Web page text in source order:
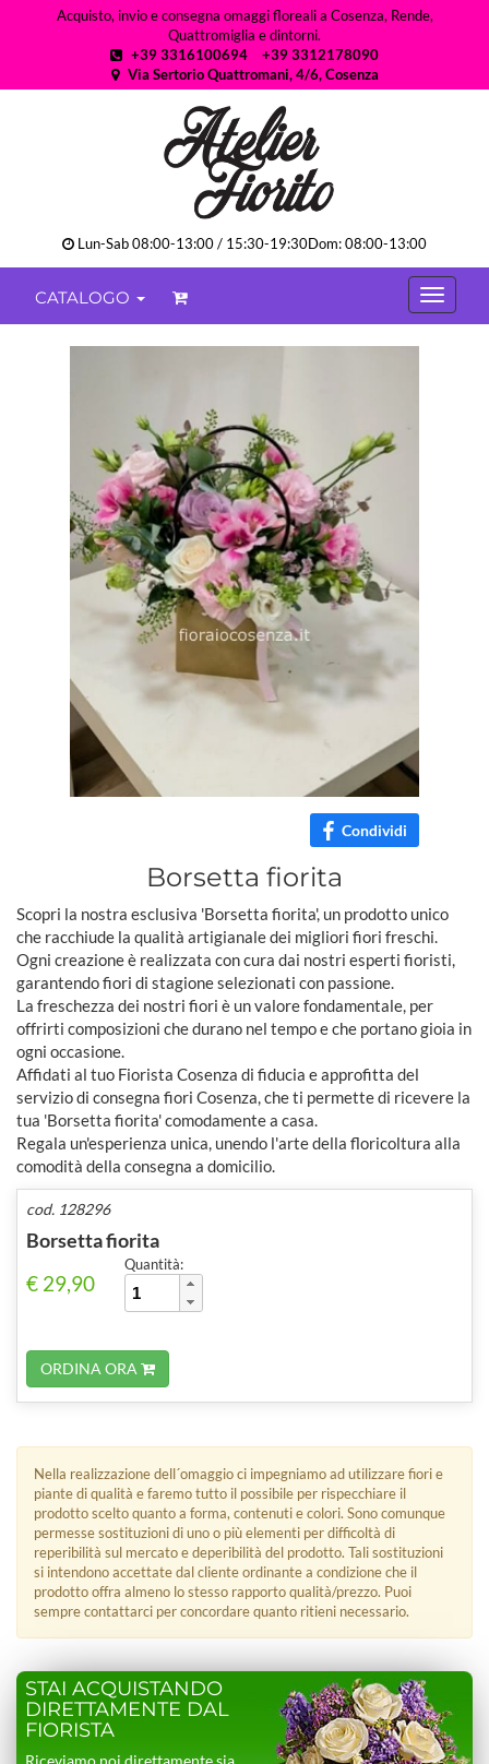
Acquisto, invio e consegna omaggi floreali a Cosenza, Rende,
Quattromiglia e dintorni.
+39 3316100694
+39 3312178090
Via Sertorio Quattromani, 4/6, Cosenza
Lun-Sab 08:00-13:00 / 15:30-19:30Dom: 08:00-13:00
CATALOGO
Condividi
Borsetta fiorita
Scopri la nostra esclusiva 'Borsetta fiorita', un prodotto unico
che racchiude la qualità artigianale dei migliori fiori freschi.
Ogni creazione è realizzata con cura dai nostri esperti fioristi,
garantendo fiori di stagione selezionati con passione.
La freschezza dei nostri fiori è un valore fondamentale, per
offrirti composizioni che durano nel tempo e che portano gioia in
ogni occasione.
Affidati al tuo Fiorista Cosenza di fiducia e approfitta del
servizio di consegna fiori Cosenza, che ti permette di ricevere la
tua 'Borsetta fiorita' comodamente a casa.
Regala un'esperienza unica, unendo l'arte della floricoltura alla
comodità della consegna a domicilio.
cod. 128296
Borsetta fiorita
€ 29,90
Quantità:
ORDINA ORA
Nella realizzazione dell´omaggio ci impegniamo ad utilizzare fiori e
piante di qualità e faremo tutto il possibile per rispecchiare il
prodotto scelto quanto a forma, contenuti e colori. Sono comunque
permesse sostituzioni di uno o più elementi per difficoltà di
reperibilità sul mercato e deperibilità del prodotto. Tali sostituzioni
si intendono accettate dal cliente ordinante a condizione che il
prodotto offra almeno lo stesso rapporto qualità/prezzo. Puoi
sempre contattarci per concordare quanto ritieni necessario.
STAI ACQUISTANDO
DIRETTAMENTE DAL
FIORISTA
Riceviamo noi direttamente sia